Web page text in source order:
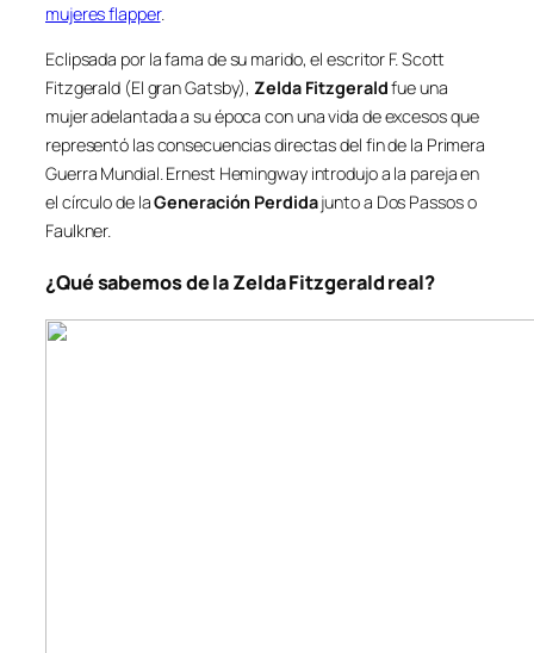
mujeres flapper.
Eclipsada por la fama de su marido, el escritor F. Scott
Fitzgerald (El gran Gatsby),Zelda Fitzgeraldfue una
mujer adelantada a su época con una vida de excesos que
representó las consecuencias directas del fin de la Primera
Guerra Mundial. Ernest Hemingway introdujo a la pareja en
el círculo de laGeneración Perdidajunto a Dos Passos o
Faulkner.
¿Qué sabemos de la Zelda Fitzgerald real?